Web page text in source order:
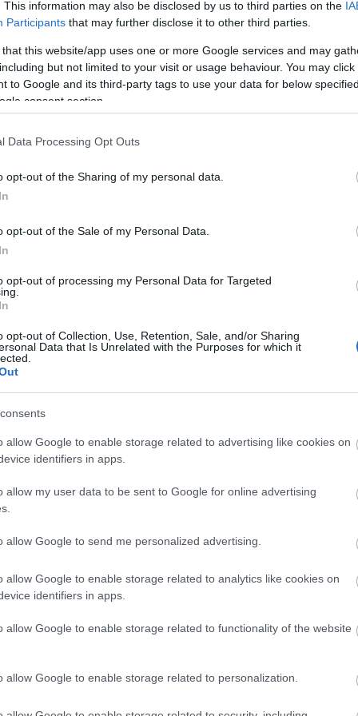
This information may also be disclosed by us to third parties on the
Participants that may further disclose it to other third parties.
that this website/app uses one or more Google services and may
but not limited to your visit or usage behaviour. You may
to Google and its third-party tags to use your data for below
consent section.
Data Processing Opt Outs
opt-out of the Sharing of my personal data.
opt-out of the Sale of my Personal Data.
opt-out of processing my Personal Data for Targeted
opt-out of Collection, Use, Retention, Sale, and/or Sharing
Data that Is Unrelated with the Purposes for which it
allow Google to enable storage related to advertising like cookies on
identifiers in apps.
allow my user data to be sent to Google for online advertising
allow Google to send me personalized advertising.
allow Google to enable storage related to analytics like cookies on
identifiers in apps.
allow Google to enable storage related to functionality of the website
allow Google to enable storage related to personalization.
TOVÁBB →
ÚJ ALBUMÁT!
képre formáló Lemonade után itt a lezser, az elektronikus
áttekintő, de a jövőnek is irányt mutató, nagyon bulis és
lemez, a…
A SZOMORÚSÁG A MENŐ!
Nyarát, de azt elsodorta a delta variáns. Talán emiatt lett óvatos
nyárisláger-mezőny a sokéves átlagnál jóval szexmentesebb. Ez
magazin 96. számában jelent meg.
spacc jack harlow